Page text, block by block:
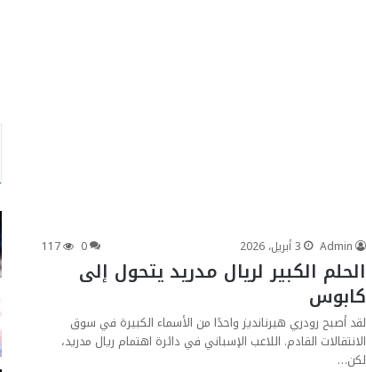
Admin 3 أبريل، 2026 0
117
الحلم الكبير لريال مدريد يتحول إلى
كابوس
لقد أصبح رودري هيرنانديز واحدًا من الأسماء الكبيرة في سوق
الانتقالات القادم. اللاعب الإسباني في دائرة اهتمام ريال مدريد،
لكن…